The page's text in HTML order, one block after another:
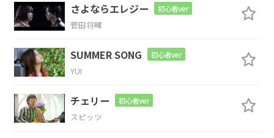
Cmaj7 D Em7 B7
Cmaj7 D Em7
さよならエレジー 初心者ver
菅田将暉
SUMMER SONG 初心者ver
YUI
チェリー 初心者ver
スピッツ